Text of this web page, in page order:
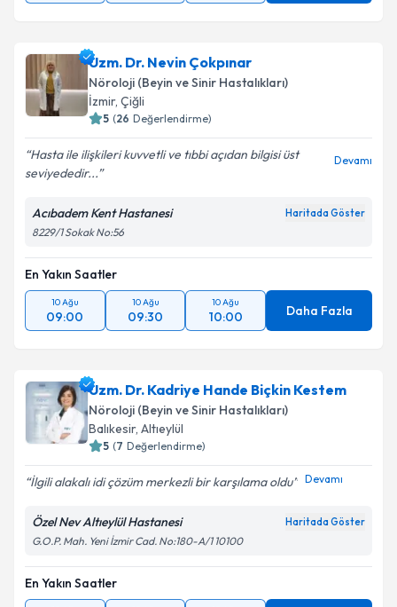
Uzm. Dr. Nevin Çokpınar
Nöroloji (Beyin ve Sinir Hastalıkları)
İzmir, Çiğli
5 (26 Değerlendirme)
Hasta ile ilişkileri kuvvetli ve tıbbi açıdan bilgisi üst
seviyededir...
Devamı
Acıbadem Kent Hastanesi Haritada Göster
8229/1 Sokak No:56
En Yakın Saatler
10 Ağu
09:00
10 Ağu
09:30
10 Ağu
10:00 Daha Fazla
Uzm. Dr. Kadriye Hande Biçkin Kestem
Nöroloji (Beyin ve Sinir Hastalıkları)
Balıkesir, Altıeylül
5 (7 Değerlendirme)
İlgili alakalı idi çözüm merkezli bir karşılama oldu Devamı
Özel Nev Altıeylül Hastanesi Haritada Göster
G.O.P. Mah. Yeni İzmir Cad. No:180-A/1 10100
En Yakın Saatler